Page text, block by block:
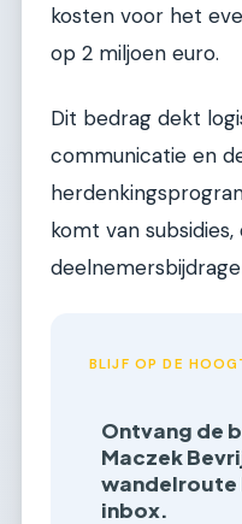
kosten voor het
op 2 miljoen euro.
Dit bedrag dekt
communicatie en
komt van
BLIJF OP DE
Ontvang de
Maczek
wandelroute
inbox.